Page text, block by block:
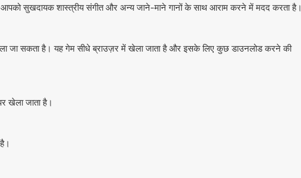
सुखदायक शास्त्रीय संगीत और अन्य जाने-माने गानों के साथ आराम करने में मदद करता है।
जा सकता है। यह गेम सीधे ब्राउज़र में खेला जाता है और इसके लिए कुछ डाउनलोड करने की
खेला जाता है।